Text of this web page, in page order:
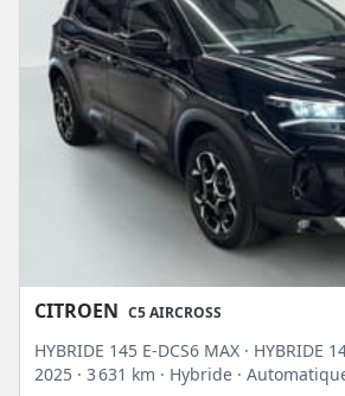
CITROEN C5 AIRCROSS
HYBRIDE 145 E-DCS6 MAX · HYBRIDE
2025 · 3 631 km · Hybride ·